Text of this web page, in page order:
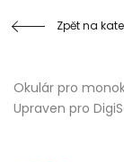
Zpět na
Okulár pro
Upraven pro